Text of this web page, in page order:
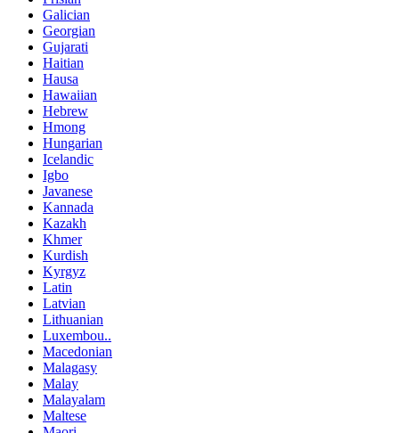
Galician
Georgian
Gujarati
Haitian
Hausa
Hawaiian
Hebrew
Hmong
Hungarian
Icelandic
Igbo
Javanese
Kannada
Kazakh
Khmer
Kurdish
Kyrgyz
Latin
Latvian
Lithuanian
Luxembou..
Macedonian
Malagasy
Malay
Malayalam
Maltese